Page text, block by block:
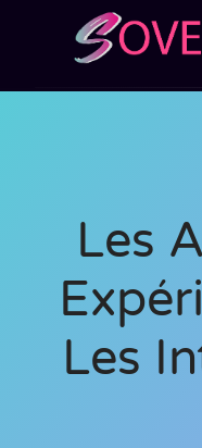
Les
Les